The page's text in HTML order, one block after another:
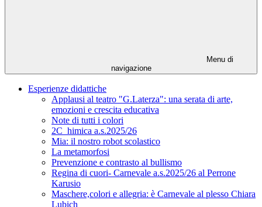
Menu di
navigazione
Esperienze didattiche
Applausi al teatro "G.Laterza": una serata di arte,
emozioni e crescita educativa
Note di tutti i colori
2C_himica a.s.2025/26
Mia: il nostro robot scolastico
La metamorfosi
Prevenzione e contrasto al bullismo
Regina di cuori- Carnevale a.s.2025/26 al Perrone
Karusio
Maschere,colori e allegria: è Carnevale al plesso Chiara
Lubich